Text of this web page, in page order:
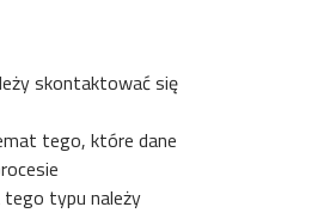
skontaktować się
tego, które dane
tego typu należy